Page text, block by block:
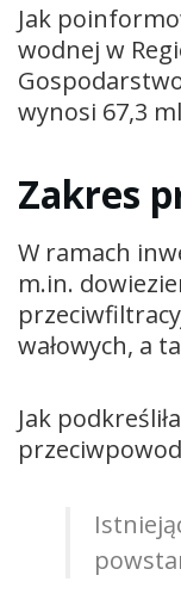
Jak
wodnej w
wynosi 67,3
Zakres
W ramach
m.in.
wałowych, a
Jak